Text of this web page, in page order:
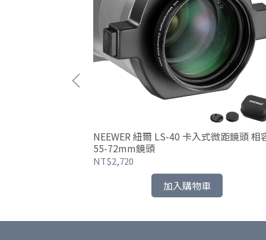
NEEWER 紐爾 LS-40 卡入式微距鏡頭 相
55-72mm鏡頭
NT$2,720
加入購物車